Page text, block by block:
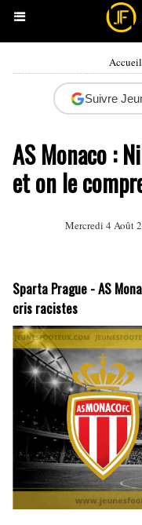
Accueil
Suivre
AS Monaco :
et on le
Mercredi 4 Août
Sparta Prague - AS
cris racistes